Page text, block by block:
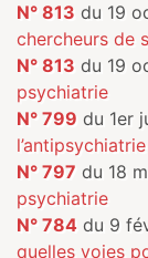
N° 813 du 19
chercheurs de
N° 813 du 19
psychiatrie
N° 799 du 1er
l’antipsychiatrie
N° 797 du 18
psychiatrie
N° 784 du 9
quelles voies